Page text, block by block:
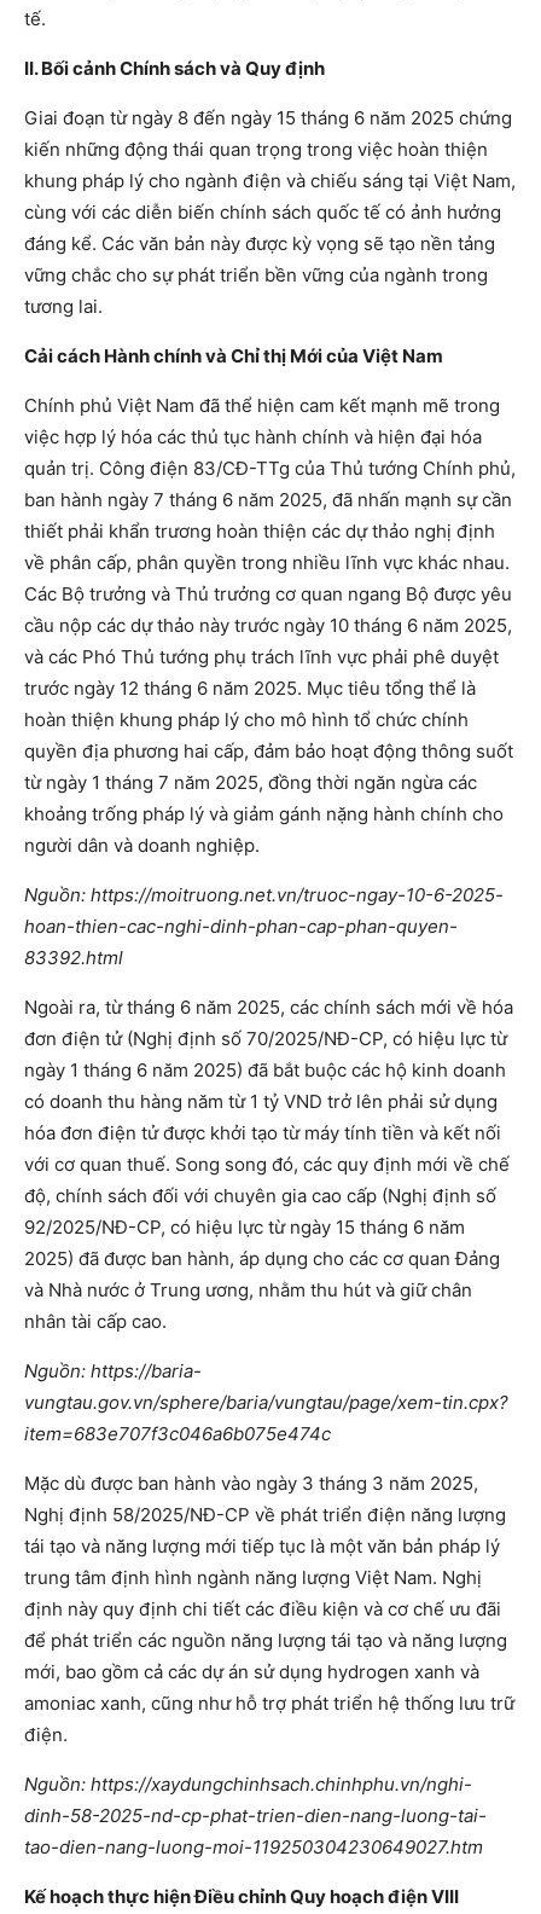
tế.
II. Bối cảnh Chính sách và Quy định
Giai đoạn từ ngày 8 đến ngày 15 tháng 6 năm 2025 chứng
kiến những động thái quan trọng trong việc hoàn thiện
khung pháp lý cho ngành điện và chiếu sáng tại Việt Nam,
cùng với các diễn biến chính sách quốc tế có ảnh hưởng
đáng kể. Các văn bản này được kỳ vọng sẽ tạo nền tảng
vững chắc cho sự phát triển bền vững của ngành trong
tương lai.
Cải cách Hành chính và Chỉ thị Mới của Việt Nam
Chính phủ Việt Nam đã thể hiện cam kết mạnh mẽ trong
việc hợp lý hóa các thủ tục hành chính và hiện đại hóa
quản trị. Công điện 83/CĐ-TTg của Thủ tướng Chính phủ,
ban hành ngày 7 tháng 6 năm 2025, đã nhấn mạnh sự cần
thiết phải khẩn trương hoàn thiện các dự thảo nghị định
về phân cấp, phân quyền trong nhiều lĩnh vực khác nhau.
Các Bộ trưởng và Thủ trưởng cơ quan ngang Bộ được yêu
cầu nộp các dự thảo này trước ngày 10 tháng 6 năm 2025,
và các Phó Thủ tướng phụ trách lĩnh vực phải phê duyệt
trước ngày 12 tháng 6 năm 2025. Mục tiêu tổng thể là
hoàn thiện khung pháp lý cho mô hình tổ chức chính
quyền địa phương hai cấp, đảm bảo hoạt động thông suốt
từ ngày 1 tháng 7 năm 2025, đồng thời ngăn ngừa các
khoảng trống pháp lý và giảm gánh nặng hành chính cho
người dân và doanh nghiệp.
Nguồn: https://moitruong.net.vn/truoc-ngay-10-6-2025-
hoan-thien-cac-nghi-dinh-phan-cap-phan-quyen-
83392.html
Ngoài ra, từ tháng 6 năm 2025, các chính sách mới về hóa
đơn điện tử (Nghị định số 70/2025/NĐ-CP, có hiệu lực từ
ngày 1 tháng 6 năm 2025) đã bắt buộc các hộ kinh doanh
có doanh thu hàng năm từ 1 tỷ VND trở lên phải sử dụng
hóa đơn điện tử được khởi tạo từ máy tính tiền và kết nối
với cơ quan thuế. Song song đó, các quy định mới về chế
độ, chính sách đối với chuyên gia cao cấp (Nghị định số
92/2025/NĐ-CP, có hiệu lực từ ngày 15 tháng 6 năm
2025) đã được ban hành, áp dụng cho các cơ quan Đảng
và Nhà nước ở Trung ương, nhằm thu hút và giữ chân
nhân tài cấp cao.
Nguồn: https://baria-
vungtau.gov.vn/sphere/baria/vungtau/page/xem-tin.cpx?
item=683e707f3c046a6b075e474c
Mặc dù được ban hành vào ngày 3 tháng 3 năm 2025,
Nghị định 58/2025/NĐ-CP về phát triển điện năng lượng
tái tạo và năng lượng mới tiếp tục là một văn bản pháp lý
trung tâm định hình ngành năng lượng Việt Nam. Nghị
định này quy định chi tiết các điều kiện và cơ chế ưu đãi
để phát triển các nguồn năng lượng tái tạo và năng lượng
mới, bao gồm cả các dự án sử dụng hydrogen xanh và
amoniac xanh, cũng như hỗ trợ phát triển hệ thống lưu trữ
điện.
Nguồn: https://xaydungchinhsach.chinhphu.vn/nghi-
dinh-58-2025-nd-cp-phat-trien-dien-nang-luong-tai-
tao-dien-nang-luong-moi-119250304230649027.htm
Kế hoạch thực hiện Điều chỉnh Quy hoạch điện VIII